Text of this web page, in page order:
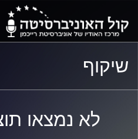
התפריט
הראשי
התוכן
הראשי
שיקוף
לא נמצאו